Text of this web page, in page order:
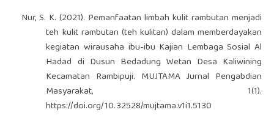
Nur, S. K. (2021). Pemanfaatan limbah kulit rambutan menjadi
teh kulit rambutan (teh kulitan) dalam memberdayakan
kegiatan wirausaha ibu-ibu Kajian Lembaga Sosial Al
Hadad di Dusun Bedadung Wetan Desa Kaliwining
Kecamatan Rambipuji. MUJTAMA Jurnal Pengabdian
Masyarakat, 1(1).
https://doi.org/10.32528/mujtama.v1i1.5130